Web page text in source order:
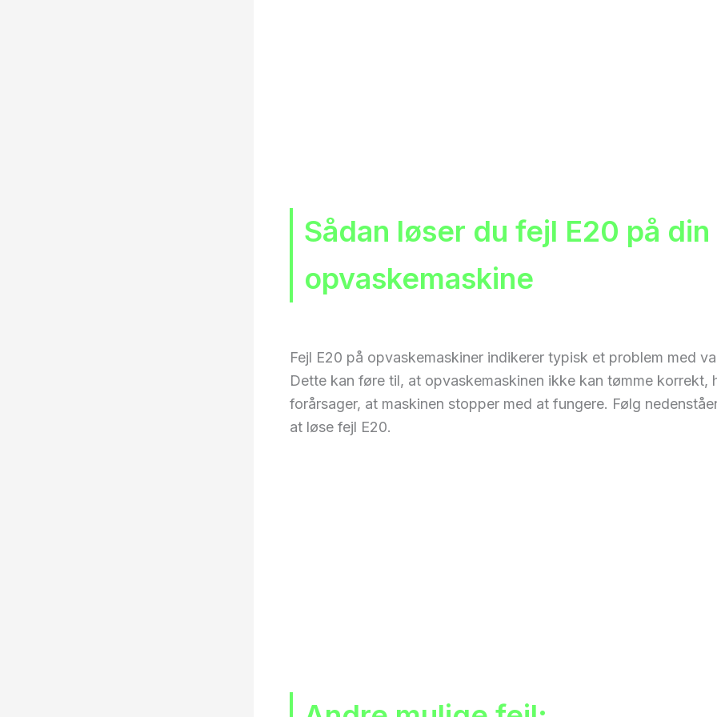
Sådan løser du fejl E20 på din
opvaskemaskine
Fejl E20 på opvaskemaskiner indikerer typisk et problem med
Dette kan føre til, at opvaskemaskinen ikke kan tømme korrekt,
forårsager, at maskinen stopper med at fungere. Følg
at løse fejl E20.